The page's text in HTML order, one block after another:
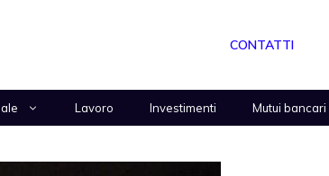
CONTATTI
Lavoro Investimenti Mutui bancari